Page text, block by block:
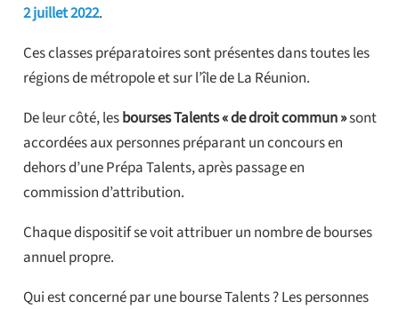
2 juillet 2022.
Ces classes préparatoires sont présentes dans toutes les
régions de métropole et sur l’île de La Réunion.
De leur côté, lesbourses Talents « de droit commun »sont
accordées aux personnes préparant un concours en
dehors d’une Prépa Talents, après passage en
commission d’attribution.
Chaque dispositif se voit attribuer un nombre de bourses
annuel propre.
Qui est concerné par une bourse Talents ? Les personnes